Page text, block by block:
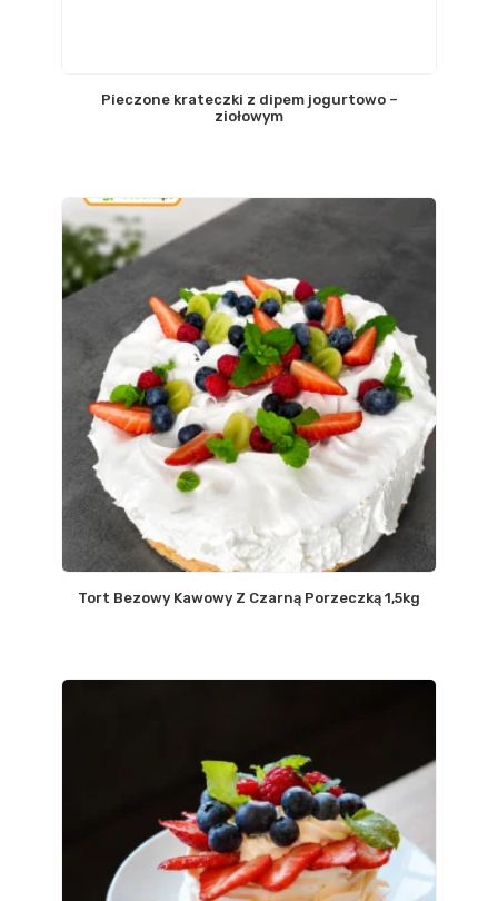
Pieczone krateczki z dipem jogurtowo –
ziołowym
Tort Bezowy Kawowy Z Czarną Porzeczką 1,5kg